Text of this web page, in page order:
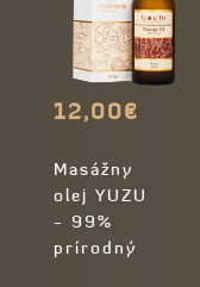
12,00€
Masážny
olej YUZU
- 99%
prírodný